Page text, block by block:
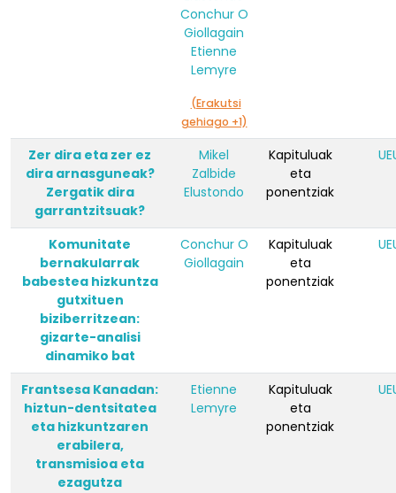
Conchur O
Giollagain
Etienne
Lemyre
(Erakutsi
gehiago +1)
Zer dira eta zer ez
dira arnasguneak?
Zergatik dira
garrantzitsuak?
Mikel
Zalbide
Elustondo
Kapituluak
eta
ponentziak
Komunitate
bernakularrak
babestea hizkuntza
gutxituen
biziberritzean:
gizarte-analisi
dinamiko bat
Conchur O
Giollagain
Kapituluak
eta
ponentziak
Frantsesa Kanadan:
hiztun-dentsitatea
eta hizkuntzaren
erabilera,
transmisioa eta
ezagutza
Etienne
Lemyre
Kapituluak
eta
ponentziak